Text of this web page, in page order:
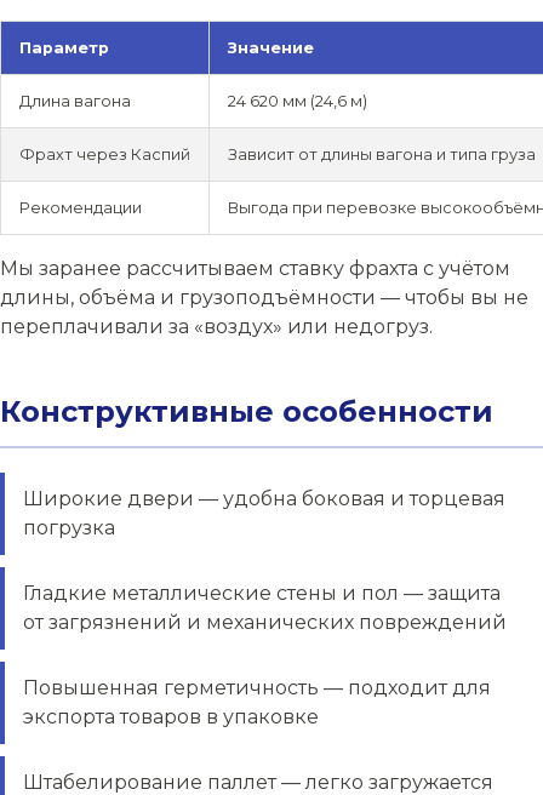
Параметр Значение
Длина вагона 24 620 мм (24,6 м)
Фрахт через Каспий Зависит от длины вагона и типа груза
Рекомендации Выгода при перевозке
Мы заранее рассчитываем ставку фрахта с учётом
длины, объёма и грузоподъёмности — чтобы вы не
переплачивали за «воздух» или недогруз.
Конструктивные особенности
Широкие двери — удобна боковая и торцевая
погрузка
Гладкие металлические стены и пол — защита
от загрязнений и механических повреждений
Повышенная герметичность — подходит для
экспорта товаров в упаковке
Штабелирование паллет — легко загружается